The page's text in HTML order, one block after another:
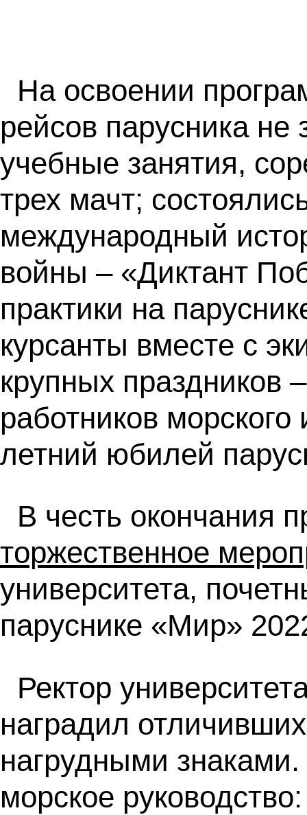
На освоении
рейсов парусника не
учебные занятия,
трех мачт;
международный
войны – «Диктант
практики на
курсанты вместе с
крупных
работников
летний юбилей
В честь окончания
торжественное
университета,
паруснике «Мир»
Ректор
наградил
нагрудными
морское